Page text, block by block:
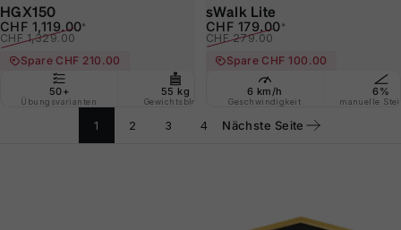
HGX150
Verkaufspreis
CHF 1,119.00*
Normaler Preis
CHF 1,329.00
Spare CHF 210.00
50+
Übungsvarianten
55 kg
Gewichtsblock
Nur 2 m²
Stellfläche benötigt
sWalk Lite
Verkaufspreis
CHF 179.00*
Normaler Preis
CHF 279.00
Spare CHF 100.00
6 km/h
Geschwindigkeit
6%
manuelle
1 2 3 4 Nächste Seite